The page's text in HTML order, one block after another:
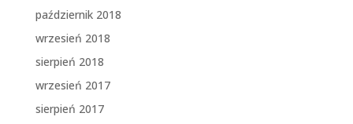
październik 2018
wrzesień 2018
sierpień 2018
wrzesień 2017
sierpień 2017